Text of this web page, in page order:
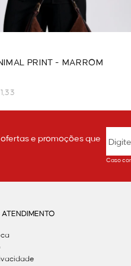
PRINT - MARROM
e promoções que
Caso